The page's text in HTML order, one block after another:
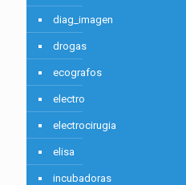
diag_imagen
drogas
ecografos
electro
electrocirugia
elisa
incubadoras